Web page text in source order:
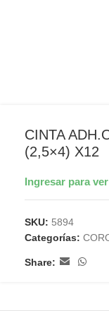
CINTA
(2,5×4) X12
Ingresar para
SKU: 5894
Categorías:
Share: